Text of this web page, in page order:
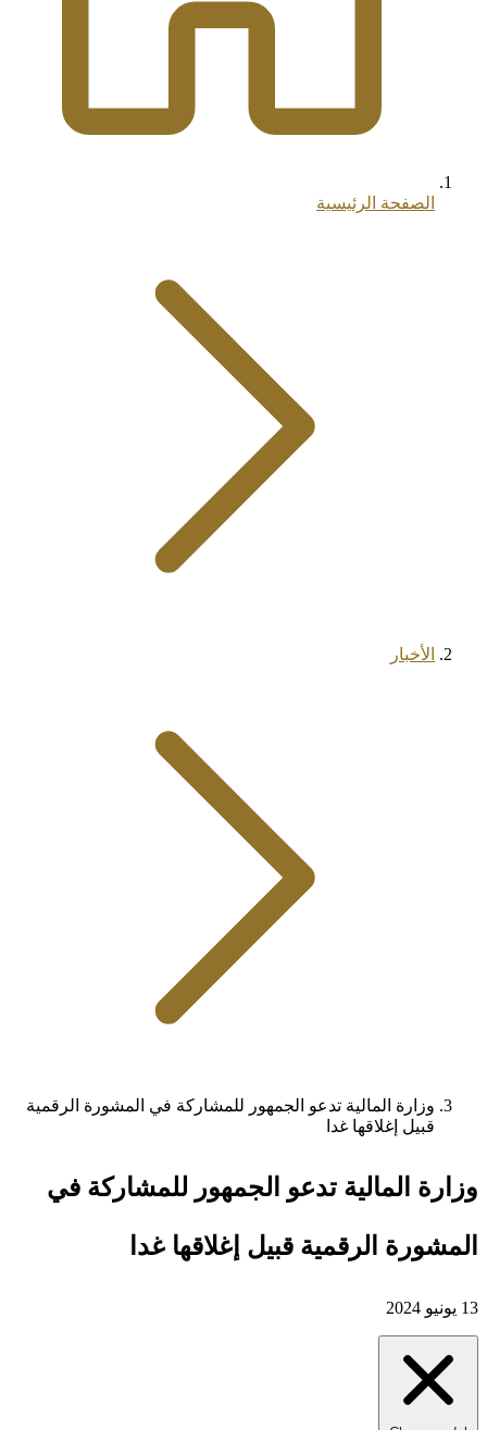
الصفحة الرئيسية
الأخبار
وزارة المالية تدعو الجمهور للمشاركة في المشورة الرقمية
قبيل إغلاقها غدا
وزارة المالية تدعو الجمهور للمشاركة في
المشورة الرقمية قبيل إغلاقها غدا
13 يونيو 2024